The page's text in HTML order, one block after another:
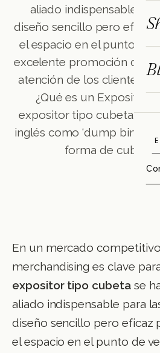
aliado indispensable
diseño sencillo pero eficaz
el espacio en el punto de
excelente promoción de
atención de los clientes de
¿Qué es un Expositor
expositor tipo cubeta,
inglés como ‘dump bins’,
forma de cubeta
En un mercado
merchandising es clave
expositor tipo cubetase
aliado indispensable para
diseño sencillo pero eficaz
el espacio en el punto de